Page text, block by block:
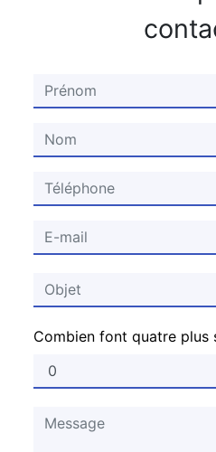
Combien font quatre plus